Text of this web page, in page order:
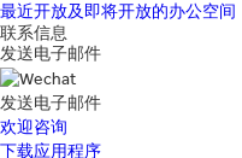
最近开放及即将开放的办公空间
联系信息
发送电子邮件
发送电子邮件
欢迎咨询
下载应用程序